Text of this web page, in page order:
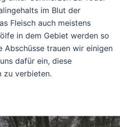
im Blut der
Fleisch auch meistens
in dem Gebiet werden so
trauen wir einigen
dafür ein, diese
zu verbieten.